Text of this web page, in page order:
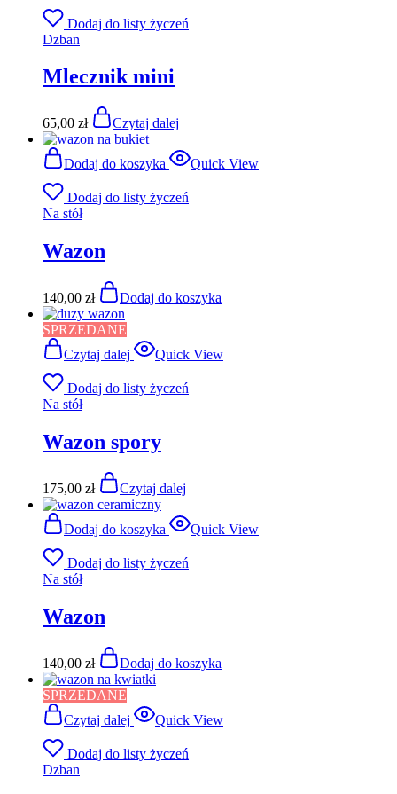
Dodaj do listy życzeń
Dzban
Mlecznik mini
65,00 zł Czytaj dalej
Dodaj do koszyka Quick View
Dodaj do listy życzeń
Na stół
Wazon
140,00 zł Dodaj do koszyka
SPRZEDANE
Czytaj dalej
Quick View
Dodaj do listy życzeń
Na stół
Wazon spory
175,00 zł Czytaj dalej
Dodaj do koszyka Quick View
Dodaj do listy życzeń
Na stół
Wazon
140,00 zł Dodaj do koszyka
SPRZEDANE
Czytaj dalej
Quick View
Dodaj do listy życzeń
Dzban